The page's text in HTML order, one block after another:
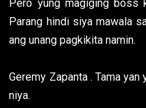
Pero yung magiging boss
Parang hindi siya mawala
ang unang pagkikita namin.
Geremy Zapanta . Tama
niya.